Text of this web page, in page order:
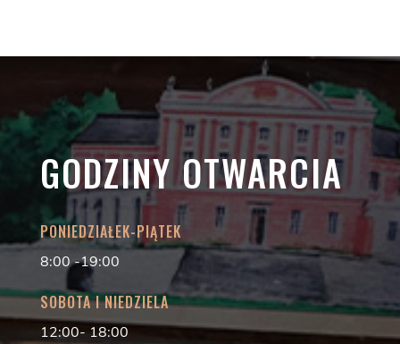
GODZINY OTWARCIA
PONIEDZIAŁEK-PIĄTEK
8:00 -19:00
SOBOTA I NIEDZIELA
12:00- 18:00